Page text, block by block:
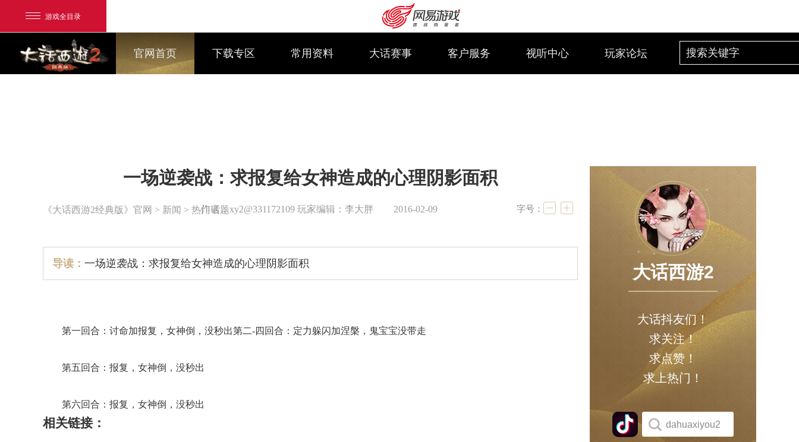
游戏全目录
游戏爱好者
我的足迹： 大话2经典版
官网首页 下载专区 常用资料 大话赛事 客户服务 视听中心 玩家论坛
大话西游2
大话抖友们！
求关注！
求点赞！
求上热门！
dahuaxiyou2
《大话西游2经典版》官网 > 新闻 > 热门话题
一场逆袭战：求报复给女神造成的心理阴影面积
作者：xy2@331172109 玩家编辑：李大胖 2016-02-09 字号：
导读： 一场逆袭战：求报复给女神造成的心理阴影面积
第一回合：讨命加报复，女神倒，没秒出第二-四回合：定力躲闪加涅槃，鬼宝宝没带走
第五回合：报复，女神倒，没秒出
第六回合：报复，女神倒，没秒出
相关链接：